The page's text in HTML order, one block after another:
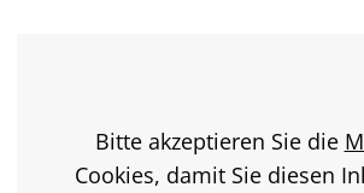
Bitte akzeptieren Sie die
Cookies, damit Sie diesen